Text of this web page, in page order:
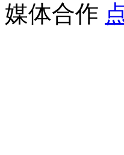
媒体合作